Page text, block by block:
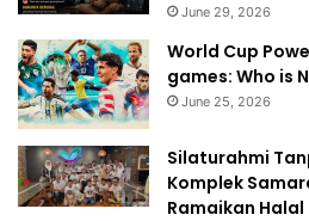
June 29, 2026
World Cup
games: Who is
June 25, 2026
Silaturahmi
Komplek
Ramaikan